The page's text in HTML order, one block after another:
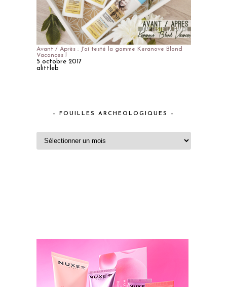
Avant / Après : J'ai testé la gamme Keranove Blond
Vacances !
5 octobre 2017
alittleb
– FOUILLES ARCHEOLOGIQUES –